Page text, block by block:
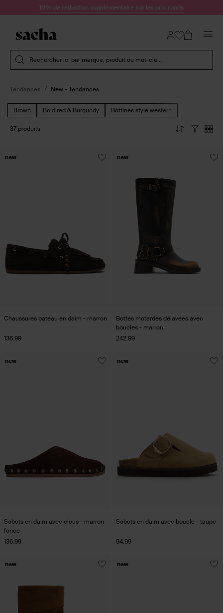
Passer au contenu10% de réduction supplémentaire sur les prix ronds
Rechercher ici par marque, produit ou mot-clé...
Tendances New - Tendances
Brown Bold red & Burgundy Bottines style western
37 produits
Chaussures bateau en daim - marron
136.99
new
Bottes motardes délavées avec
boucles - marron
242.99
new
Sabots en daim avec clous - marron
foncé
136.99
new
Sabots en daim avec boucle - taupe
94.99
new
new new